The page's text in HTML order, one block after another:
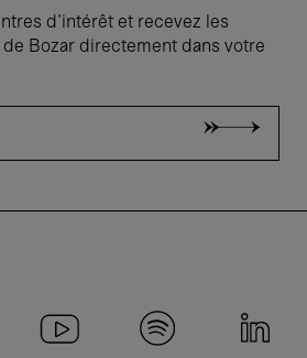
d'intérêt et recevez les
Bozar directement dans votre